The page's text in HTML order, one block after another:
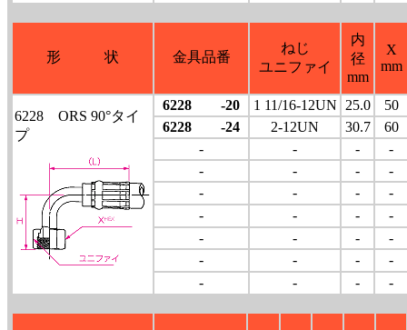
形 状 金具品番
ねじ
ユニファイ
内
径
mm
X
mm
6228 ORS 90°タイ
プ
6228 -20 1 11/16-12UN 25.0
50
6228 -24
2-12UN 30.7
60
-
- -
-
-
- -
-
-
- -
-
-
- -
-
-
- -
-
-
- -
-
-
- - -